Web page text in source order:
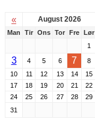
« August 2026
Man Tir Ons Tor Fre Lør
1
3
4 5 6 7 8
10
11 12 13 14 15
17
18 19 20 21 22
24
25 26 27 28 29
31